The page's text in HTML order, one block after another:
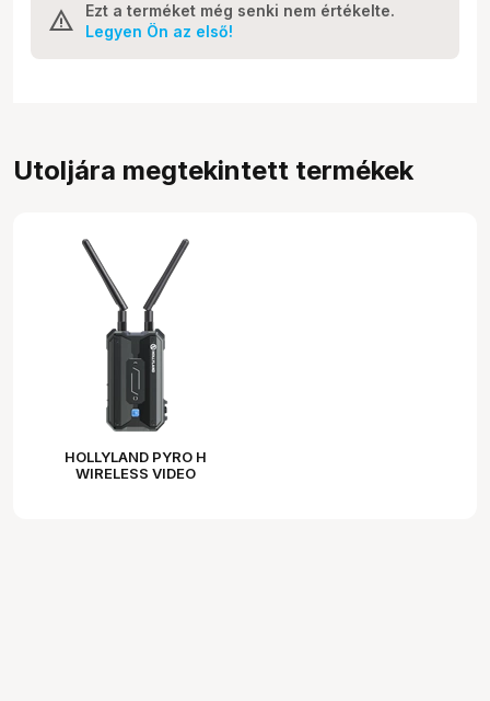
Ezt a terméket még senki nem értékelte.
Legyen Ön az első!
Utoljára megtekintett termékek
HOLLYLAND PYRO H
WIRELESS VIDEO